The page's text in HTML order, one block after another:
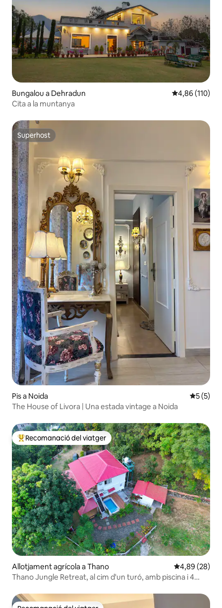
Bungalou a Dehradun 4,86 de
4,86 (110)
Cita a la muntanya
Superhost
Superhost
Pis a Noida 5 de
5 (5)
The House of Livora | Una estada vintage a Noida
Principals recomanacions dels viatgers
Recomanació del viatger
Allotjament agrícola a Thano 4,89 de
4,89 (28)
Thano Jungle Retreat, al cim d'un turó, amb piscina i 4